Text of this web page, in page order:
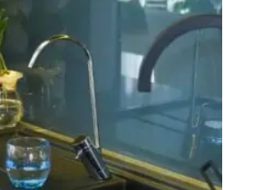
9.150.000,0₫.